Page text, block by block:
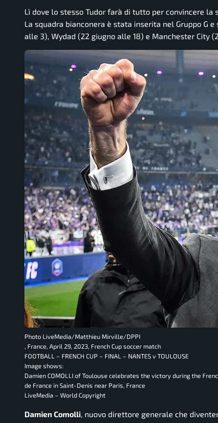
Lì dove lo stesso Tudor farà di tutto per convincere la
La squadra bianconera è stata inserita nel Gruppo G
alle 3), Wydad (22 giugno alle 18) e Manchester City
Photo LiveMedia/Matthieu Mirville/DPPI
, France, April 29, 2023, French Cup soccer match
FOOTBALL – FRENCH CUP – FINAL – NANTES v TOULOUSE
Image shows:
Damien COMOLLI of Toulouse celebrates the victory during the
de France in Saint-Denis near Paris, France
LiveMedia – World Copyright
Damien Comolli, nuovo direttore generale che